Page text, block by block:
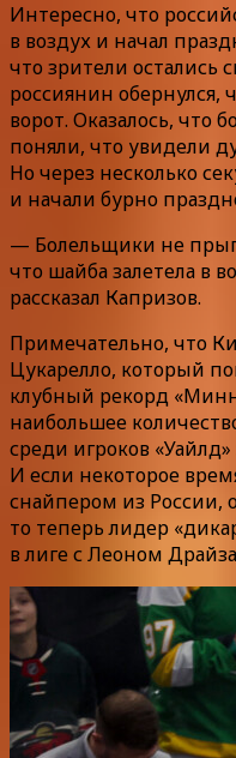
Интересно, что
в воздух и начал
что зрители остались
россиянин обернулся,
ворот. Оказалось, что
поняли, что увидели
Но через несколько
и начали бурно
— Болельщики не
что шайба залетела в
рассказал Капризов.
Примечательно, что
Цукарелло, который
клубный рекорд
наибольшее
среди игроков
И если некоторое
снайпером из России,
то теперь лидер
в лиге с Леоном